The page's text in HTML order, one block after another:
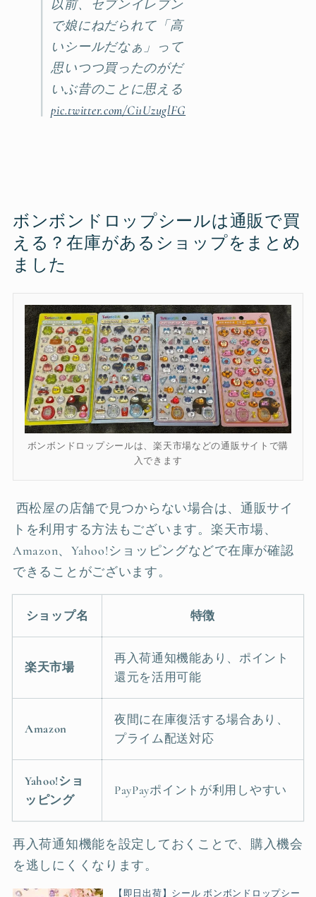
以前、セブンイレブン
で娘にねだられて「高
いシールだなぁ」って
思いつつ買ったのがだ
いぶ昔のことに思える
pic.twitter.com/Ci1UzuglFG
ボンボンドロップシールは通販で買
える？在庫があるショップをまとめ
ました
ボンボンドロップシールは、楽天市場などの通販サイトで購
入できます
西松屋の店舗で見つからない場合は、通販サイ
トを利用する方法もございます。楽天市場、
Amazon、Yahoo!ショッピングなどで在庫が確認
できることがございます。
ショップ名 特徴
楽天市場
再入荷通知機能あり、ポイント
還元を活用可能
Amazon
夜間に在庫復活する場合あり、
プライム配送対応
Yahoo!ショ
ッピング
PayPayポイントが利用しやすい
再入荷通知機能を設定しておくことで、購入機会
を逃しにくくなります。
【即日出荷】シール ボンボンドロップシー